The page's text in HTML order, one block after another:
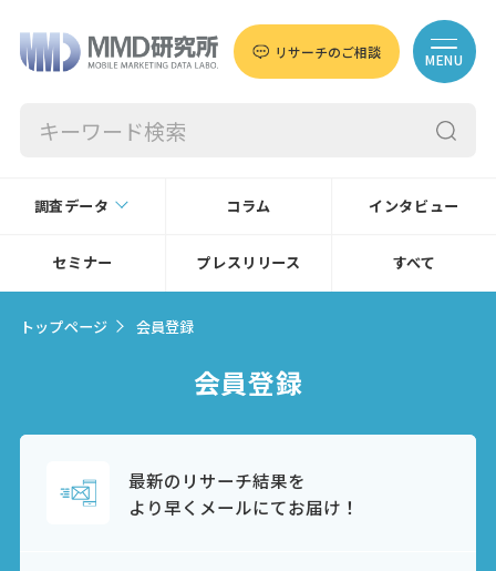
リサーチのご相談 MENU
調査データ コラム インタビュー
セミナー プレスリリース すべて
トップページ 会員登録
会員登録
最新のリサーチ結果を
より早くメールにてお届け！